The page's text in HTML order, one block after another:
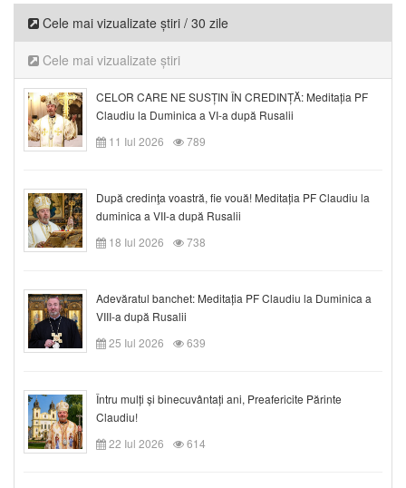
Cele mai vizualizate știri / 30 zile
Cele mai vizualizate știri
CELOR CARE NE SUSȚIN ÎN CREDINȚĂ: Meditația PF
Claudiu la Duminica a VI-a după Rusalii
11 Iul 2026
789
După credinţa voastră, fie vouă! Meditația PF Claudiu la
duminica a VII-a după Rusalii
18 Iul 2026
738
Adevăratul banchet: Meditația PF Claudiu la Duminica a
VIII-a după Rusalii
25 Iul 2026
639
Întru mulți și binecuvântați ani, Preafericite Părinte
Claudiu!
22 Iul 2026
614